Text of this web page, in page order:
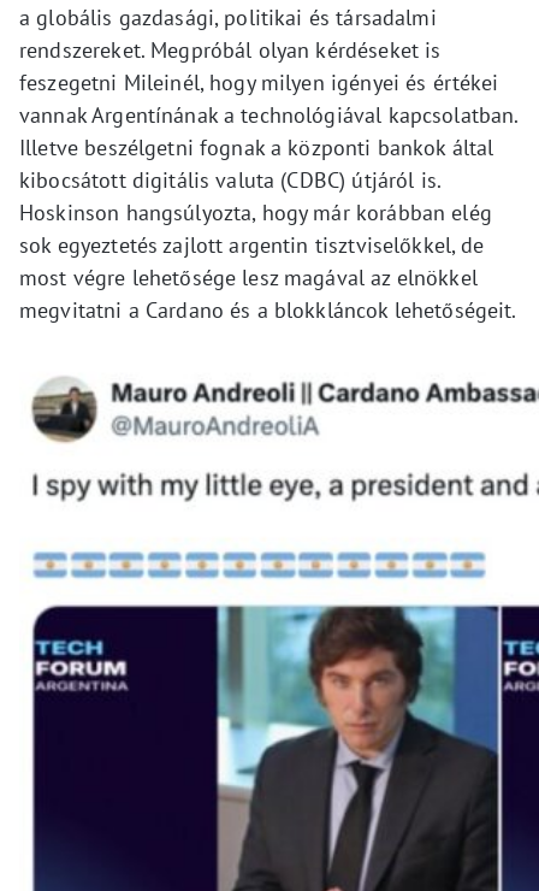
a globális gazdasági, politikai és társadalmi
rendszereket. Megpróbál olyan kérdéseket is
feszegetni Mileinél, hogy milyen igényei és értékei
vannak Argentínának a technológiával kapcsolatban.
Illetve beszélgetni fognak a központi bankok által
kibocsátott digitális valuta (CDBC) útjáról is.
Hoskinson hangsúlyozta, hogy már korábban elég
sok egyeztetés zajlott argentin tisztviselőkkel, de
most végre lehetősége lesz magával az elnökkel
megvitatni a Cardano és a blokkláncok lehetőségeit.